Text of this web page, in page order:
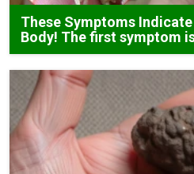
These Symptoms
Body! The first symptom